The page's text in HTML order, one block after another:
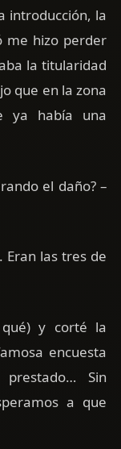
introducción, la
me hizo perder
la titularidad
que en la zona
ya había una
el daño? –
Eran las tres de
y corté la
encuesta
Sin
a que